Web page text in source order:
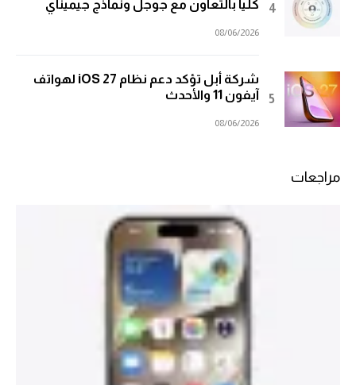
كلياً بالتعاون مع جوجل ونماذج جيميناي
08/06/2026
شركة أبل تؤكد دعم نظام iOS 27 لهواتف
آيفون 11 والأحدث
08/06/2026
مراجعات